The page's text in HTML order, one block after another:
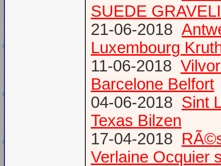
SUEDE
21-06-2018
Luxembourg
11-06-2018
Barcelone Belfort
04-06-2018 Sint
Texas Bilzen
17-04-2018
Verlaine Ocquier